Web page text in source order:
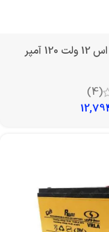
باتری یو پی اس 12 ولت 120 آمپر
(4)